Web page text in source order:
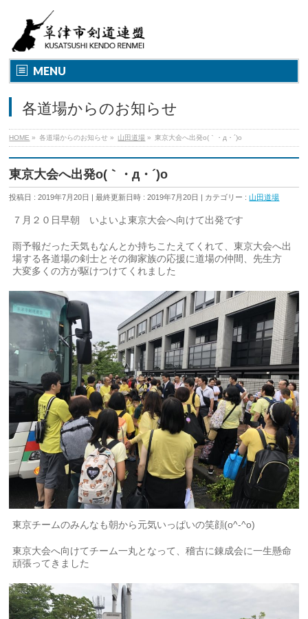
MENU
各道場からのお知らせ
HOME » 各道場からのお知らせ » 山田道場 » 東京大会へ出発o(｀・д・´)o
東京大会へ出発o(｀・д・´)o
投稿日 : 2019年7月20日 最終更新日時 : 2019年7月20日 カテゴリー :山田道場
７月２０日早朝 いよいよ東京大会へ向けて出発です
雨予報だった天気もなんとか持ちこたえてくれて、東京大会へ出
場する各道場の剣士とその御家族の応援に道場の仲間、先生方
大変多くの方が駆けつけてくれました
東京チームのみんなも朝から元気いっぱいの笑顔(o^-^o)
東京大会へ向けてチーム一丸となって、稽古に錬成会に一生懸命
頑張ってきました